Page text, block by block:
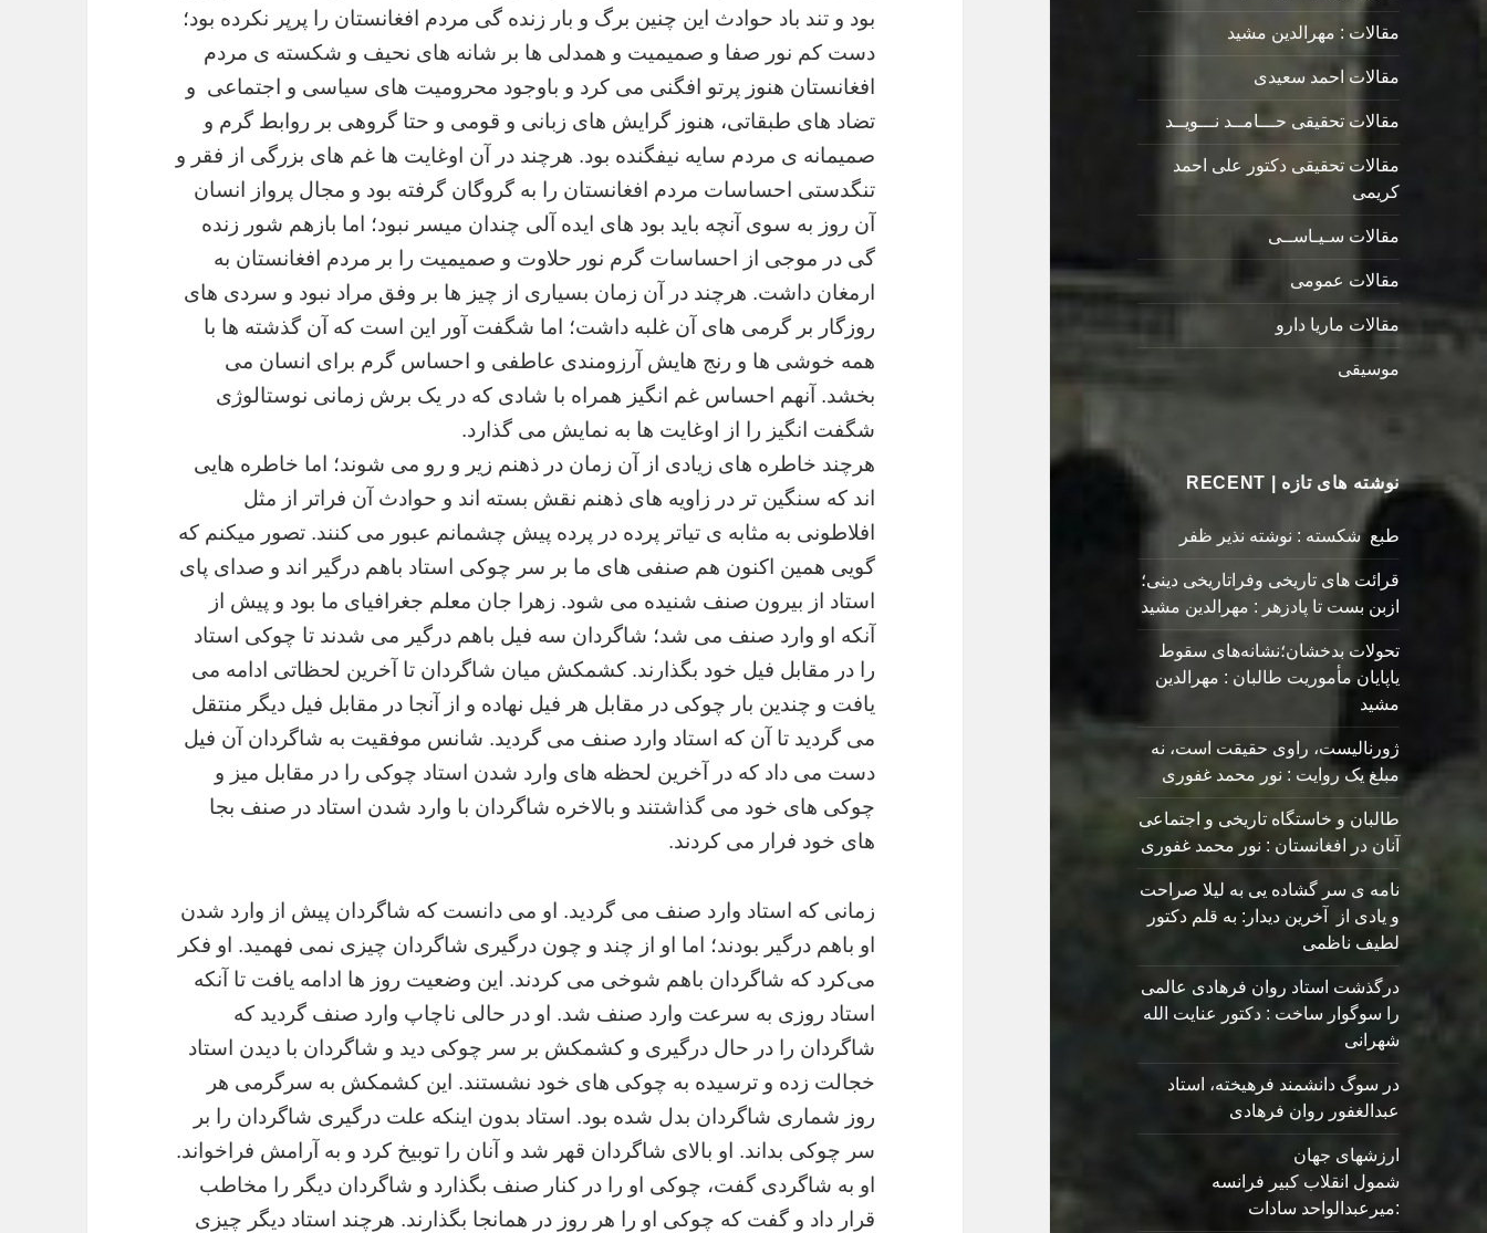
مقالات : مهرالدین مشید
مقالات احمد سعیدی
مقالات تحقیقی حـــامــد نـــویــد
مقالات تحقیقی دکتور علی احمد
کریمی
مقالات سـیـاســی
مقالات عمومی
مقالات ماریا دارو
موسیقی
نوشته های تازه | RECENT
طبع شکسته : نوشته نذیر ظفر
قرائت های تاریخی وفراتاریخی دینی؛
ازبن بست تا پادزهر : مهرالدین مشید
تحولات بدخشان؛نشانه‌های سقوط
یاپایان مأموریت طالبان : مهرالدین
مشید
ژورنالیست، راوی حقیقت است، نه
مبلغ یک روایت : نور محمد غفوری
طالبان و خاستگاه تاریخی و اجتماعی
آنان در افغانستان : نور محمد غفوری
نامه ی سر گشاده يی به ليلا صراحت
و یادی از آخرین دیدار: به قلم دکتور
لطیف ناظمی
درگذشت استاد روان فرهادی عالمی
را سوگوار ساخت : دکتور عنایت الله
شهرانی
در سوگ دانشمند فرهیخته، استاد
عبدالغفور روان فرهادی
ارزشهای جهان
شمول انقلاب کبیر فرانسه
:میرعبدالواحد سادات
بود و تند باد حوادث این چنین برگ و بار زنده گی مردم افغانستان را پرپر نکرده بود؛
دست کم نور صفا و صمیمیت و همدلی ها بر شانه های نحیف و شکسته ی مردم
افغانستان هنوز پرتو افگنی می کرد و باوجود محرومیت های سیاسی و اجتماعی و
تضاد های طبقاتی، هنوز گرایش های زبانی و قومی و حتا گروهی بر روابط گرم و
صمیمانه ی مردم سایه نیفگنده بود. هرچند در آن اوغایت ها غم های بزرگی از فقر و
تنگدستی احساسات مردم افغانستان را به گروگان گرفته بود و مجال پرواز انسان
آن روز به سوی آنچه باید بود های ایده آلی چندان میسر نبود؛ اما بازهم شور زنده
گی در موجی از احساسات گرم نور حلاوت و صمیمیت را بر مردم افغانستان به
ارمغان داشت. هرچند در آن زمان بسیاری از چیز ها بر وفق مراد نبود و سردی های
روزگار بر گرمی های آن غلبه داشت؛ اما شگفت آور این است که آن گذشته ها با
همه خوشی ها و رنج هایش آرزومندی عاطفی و احساس گرم برای انسان می
بخشد. آنهم احساس غم انگیز همراه با شادی که در یک برش زمانی نوستالوژی
شگفت انگیز را از اوغایت ها به نمایش می گذارد.
هرچند خاطره های زیادی از آن زمان در ذهنم زیر و رو می شوند؛ اما خاطره هایی
اند که سنگین تر در زاویه های ذهنم نقش بسته اند و حوادث آن فراتر از مثل
افلاطونی به مثابه ی تیاتر پرده در پرده پیش چشمانم عبور می کنند. تصور میکنم که
گویی همین اکنون هم صنفی های ما بر سر چوکی استاد باهم درگیر اند و صدای پای
استاد از بیرون صنف شنیده می شود. زهرا جان معلم جغرافیای ما بود و پیش از
آنکه او وارد صنف می شد؛ شاگردان سه فیل باهم درگیر می شدند تا چوکی استاد
را در مقابل فیل خود بگذارند. کشمکش میان شاگردان تا آخرین لحظاتی ادامه می
یافت و چندین بار چوکی در مقابل هر فیل نهاده و از آنجا در مقابل فیل دیگر منتقل
می گردید تا آن که استاد وارد صنف می گردید. شانس موفقیت به شاگردان آن فیل
دست می داد که در آخرین لحظه های وارد شدن استاد چوکی را در مقابل میز و
چوکی های خود می گذاشتند و بالاخره شاگردان با وارد شدن استاد در صنف بجا
های خود فرار می کردند.
زمانی که استاد وارد صنف می گردید. او می دانست که شاگردان پیش از وارد شدن
او باهم درگیر بودند؛ اما او از چند و چون درگیری شاگردان چیزی نمی فهمید. او فکر
می‌کرد که شاگردان باهم شوخی می کردند. این وضعیت روز ها ادامه یافت تا آنکه
استاد روزی به سرعت وارد صنف شد. او در حالی ناچاپ وارد صنف گردید که
شاگردان را در حال درگیری و کشمکش بر سر چوکی دید و شاگردان با دیدن استاد
خجالت زده و ترسیده به چوکی های خود نشستند. این کشمکش به سرگرمی هر
روز شماری شاگردان بدل شده بود. استاد بدون اینکه علت درگیری شاگردان را بر
سر چوکی بداند. او بالای شاگردان قهر شد و آنان را توبیخ کرد و به آرامش فراخواند.
او به شاگردی گفت، چوکی او را در کنار صنف بگذارد و شاگردان دیگر را مخاطب
قرار داد و گفت که چوکی او را هر روز در همانجا بگذارند‌. هرچند استاد دیگر چیزی